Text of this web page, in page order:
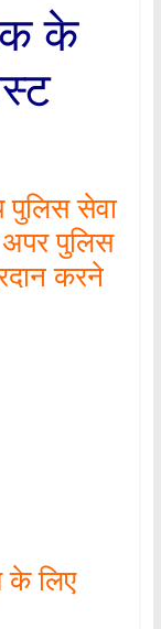
के
पुलिस सेवा
अपर पुलिस
करने
के लिए